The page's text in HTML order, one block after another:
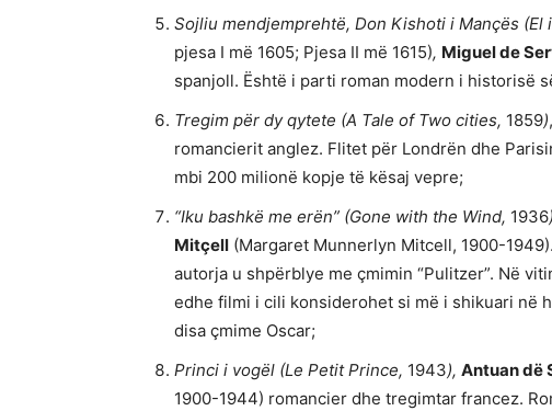
Sojliu mendjemprehtë, Don Kishoti i Mançës
pjesa I më 1605; Pjesa II më 1615), Miguel de
spanjoll. Është i parti roman modern i historisë
Tregim për dy qytete (A Tale of Two cities, 1859),
romancierit anglez. Flitet për Londrën dhe
mbi 200 milionë kopje të kësaj vepre;
“Iku bashkë me erën” (Gone with the Wind, 1936)
Mitçell (Margaret Munnerlyn Mitcell, 1900-
autorja u shpërblye me çmimin “Pulitzer”. Në
edhe filmi i cili konsiderohet si më i shikuari në
disa çmime Oscar;
Princi i vogël (Le Petit Prince, 1943), Antuan dë
1900-1944) romancier dhe tregimtar francez.